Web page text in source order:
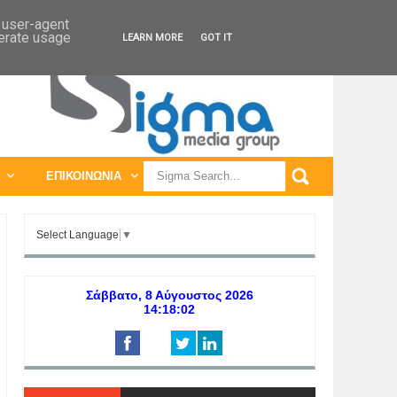
ΠΑΓΚΟΣΜΙΕΣ ΕΚΘΕΣΕΙΣ
ΕΠΙΚΟΙΝΩΝΙΑ
Select Language ▼
agent
usage LEARN MORE GOT IT